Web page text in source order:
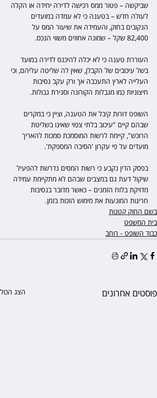
שביקשה – פטור ממס רכישה לדירה יחידה או הקלה
לעולה חדש – בטענה כי לא עמדה במועדים
הנקובים בחוק, והעמידה את שיעור המס על
82,400 שקל – שמונה אחוזים משווי הנכס.
העוררת טענה כי לא יכלה להיכנס לדירה במועד
בשל עיכובים של הקבלן, שאין לה שליטה עליהם, וכי
העלייה לארץ התעכבה אך ורק עקב נסיבות
חיצוניות כמו מגבלות הקורונה וסגירת גבולות.
השופט דורות קיבל את הטענה, וציין כי במקרים
שבהם קיים "עיכוב בלתי צפוי שאינו בשליטת
הרוכש", קיימת לרשות המוסמכת סמכות להאריך
מועדים על פי עקרון 'הסיבה המספקת'.
בפסק הדין נקבע כי רשות המסים נדרשת להפעיל
שיקול דעת גם במצבים שבהם לא מתקיימת עמידה
מדויקת בלוח הזמנים – כאשר מדובר בנסיבות
חריגות המונעות את מימוש הזכות בזמן.
בשם החוק קטנות
בית המשפט
כבוד השופט - רוחב
פוסטים אחרונים הצג הכול